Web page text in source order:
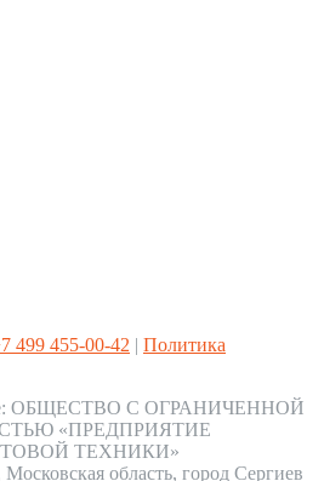
499 455-00-42 | Политика
ОБЩЕСТВО С ОГРАНИЧЕННОЙ
«ПРЕДПРИЯТИЕ
ТЕХНИКИ»
Московская область, город Сергиев